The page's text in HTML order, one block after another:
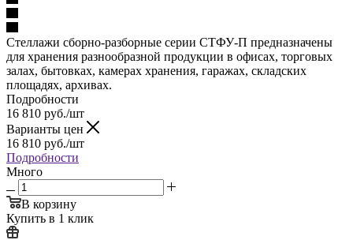
Стеллажи сборно-разборные серии СТФУ-П предназначены
для хранения разнообразной продукции в офисах, торговых
залах, бытовках, камерах хранения, гаражах, складских
площадях, архивах.
Подробности
16 810 руб./шт
Варианты цен
16 810 руб./шт
Подробности
Много
В корзину
Купить в 1 клик